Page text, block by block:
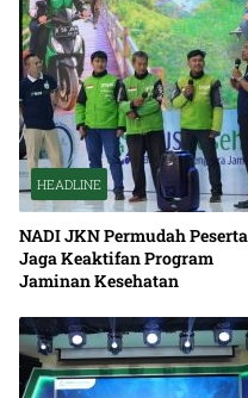
HEADLINE
NADI JKN Permudah Peserta
Jaga Keaktifan Program
Jaminan Kesehatan